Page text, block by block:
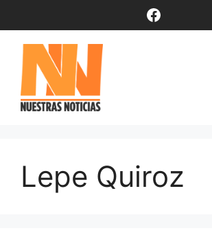
contenido
Facebook
Lepe Quiroz